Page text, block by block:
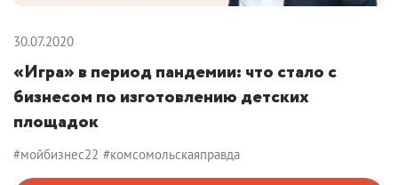
30.07.2020
«Игра» в период пандемии: что стало с
бизнесом по изготовлению детских
площадок
#мойбизнес22 #комсомольскаяправда